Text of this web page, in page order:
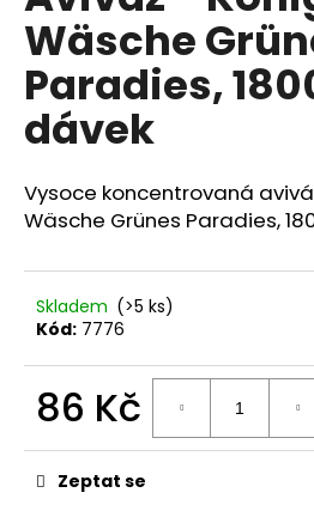
0,0
z
5
hvězdiček.
Wäsche
Paradies,
dávek
Vysoce koncentrovaná
Wäsche Grünes Paradies,
Skladem (>5 ks)
Kód: 7776
86 Kč
cena:
Zeptat se
a
j
í
t
?
HLEDAT
o
o